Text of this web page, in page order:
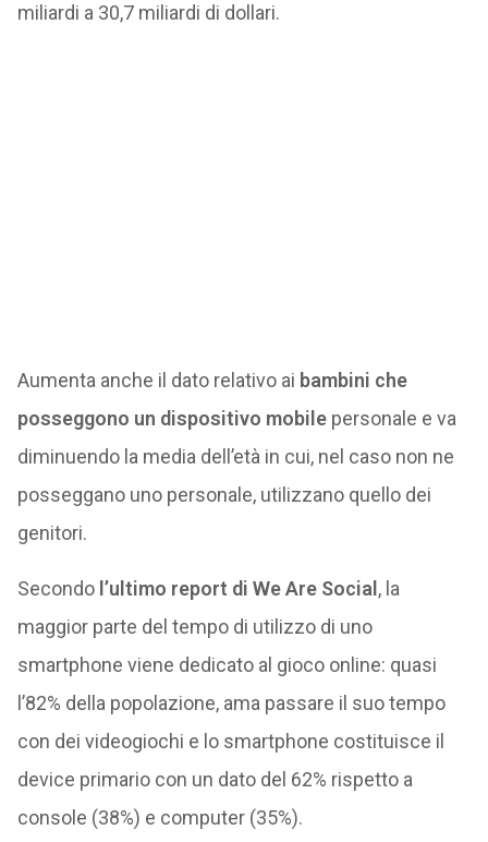
miliardi a 30,7 miliardi di dollari.
Aumenta anche il dato relativo ai bambini che
posseggono un dispositivo mobilepersonale e va
diminuendo la media dell’età in cui, nel caso non ne
posseggano uno personale, utilizzano quello dei
genitori.
Secondo l’ultimo report di We Are Social, la
maggior parte del tempo di utilizzo di uno
smartphone viene dedicato al gioco online: quasi
l’82% della popolazione, ama passare il suo tempo
con dei videogiochi e lo smartphone costituisce il
device primario con un dato del 62% rispetto a
console (38%) e computer (35%).